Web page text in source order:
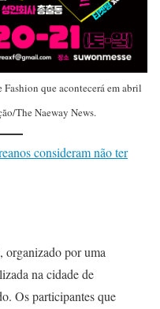
que acontecerá em abril
The Naeway News.
consideram não ter
organizado por uma
na cidade de
Os participantes que